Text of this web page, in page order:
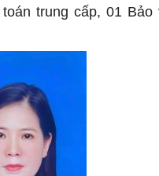
trung cấp, 01